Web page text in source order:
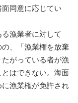
同意に応じてい
漁業者に対して
の、「漁業権を放棄
がっている者が漁
はできない。海面
漁業権が免許され